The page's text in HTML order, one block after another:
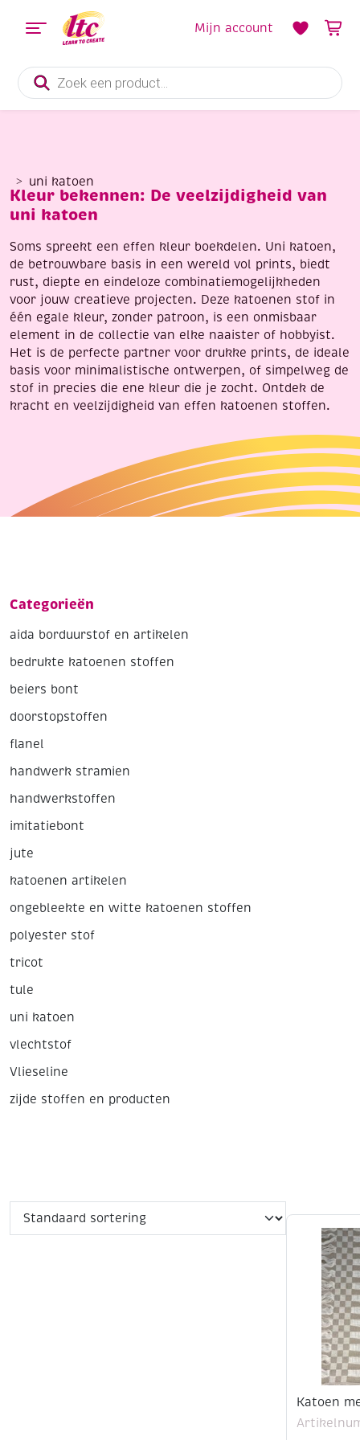
Producten
zoeken
Mijn account
uni katoen
Kleur bekennen: De veelzijdigheid van
uni katoen
Soms spreekt een effen kleur boekdelen. Uni katoen,
de betrouwbare basis in een wereld vol prints, biedt
rust, diepte en eindeloze combinatiemogelijkheden
voor jouw creatieve projecten. Deze katoenen stof in
één egale kleur, zonder patroon, is een onmisbaar
element in de collectie van elke naaister of hobbyist.
Het is de perfecte partner voor drukke prints, de ideale
basis voor minimalistische ontwerpen, of simpelweg de
stof in precies die ene kleur die je zocht. Ontdek de
kracht en veelzijdigheid van effen katoenen stoffen.
Categorieën
aida borduurstof en artikelen
bedrukte katoenen stoffen
beiers bont
doorstopstoffen
flanel
handwerk stramien
handwerkstoffen
imitatiebont
jute
katoenen artikelen
ongebleekte en witte katoenen stoffen
polyester stof
tricot
tule
uni katoen
vlechtstof
Vlieseline
zijde stoffen en producten
Katoen